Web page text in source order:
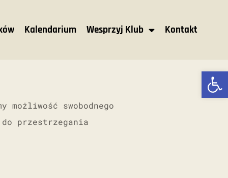
Kalendarium Wesprzyj Klub Kontakt
swobodnego
przestrzegania